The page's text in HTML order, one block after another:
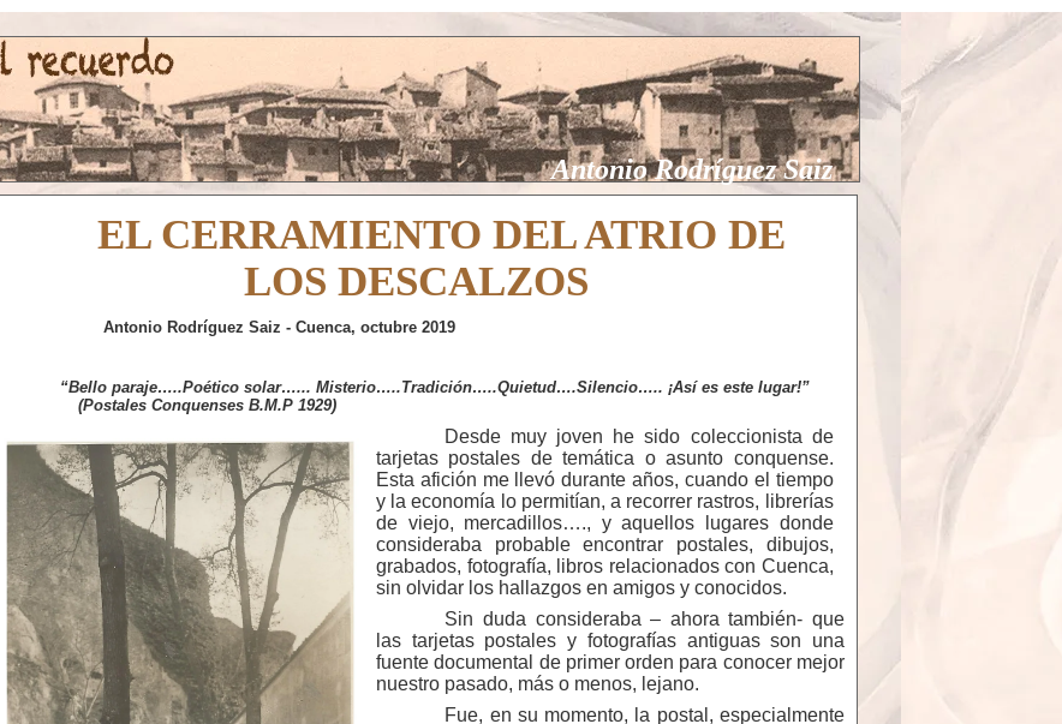
Antonio Rodríguez Saiz
EL CERRAMIENTO DEL ATRIO DE
LOS DESCALZOS
Antonio Rodríguez Saiz - Cuenca, octubre 2019
“Bello paraje…..Poético solar…... Misterio…..Tradición…..Quietud….Silencio….. ¡Así es este lugar!”
(Postales Conquenses B.M.P 1929)
Desde muy joven he sido coleccionista de
tarjetas postales de temática o asunto conquense.
Esta afición me llevó durante años, cuando el tiempo
y la economía lo permitían, a recorrer rastros, librerías
de viejo, mercadillos…., y aquellos lugares donde
consideraba probable encontrar postales, dibujos,
grabados, fotografía, libros relacionados con Cuenca,
sin olvidar los hallazgos en amigos y conocidos.
Sin duda consideraba – ahora también- que
las tarjetas postales y fotografías antiguas son una
fuente documental de primer orden para conocer mejor
nuestro pasado, más o menos, lejano.
Fue, en su momento, la postal, especialmente